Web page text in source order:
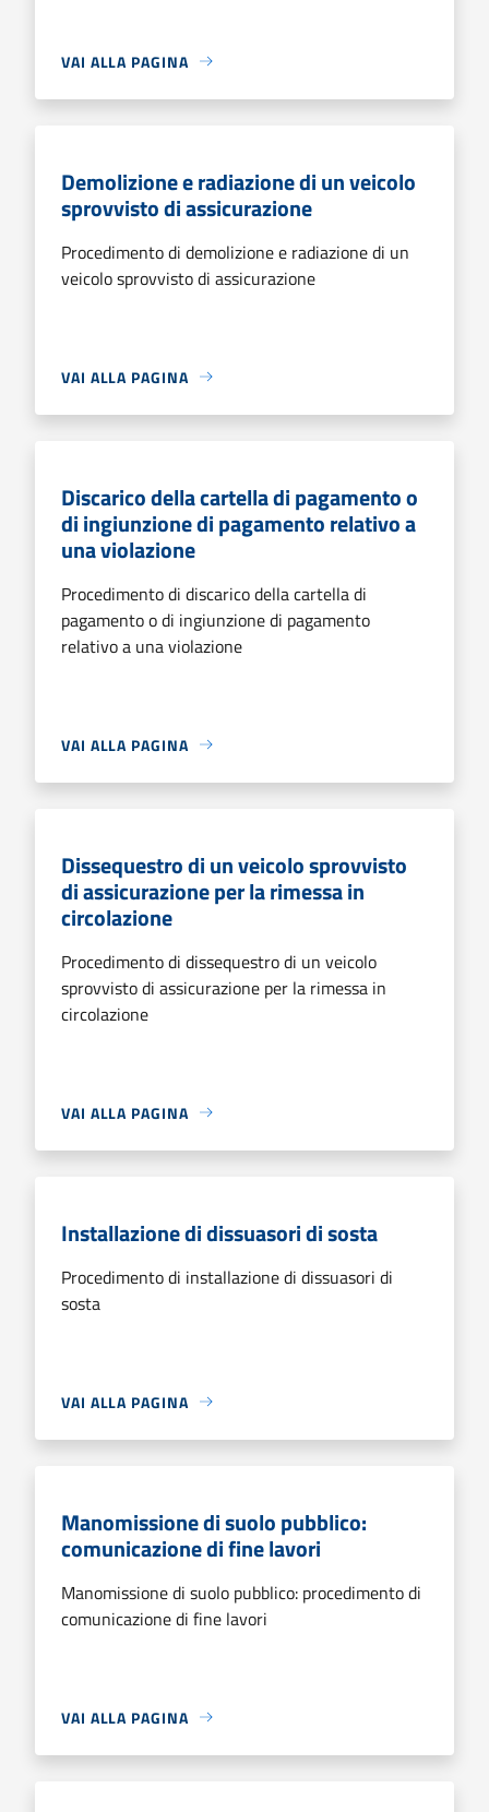
VAI ALLA PAGINA
Demolizione e radiazione di un veicolo
sprovvisto di assicurazione
Procedimento di demolizione e radiazione di un
veicolo sprovvisto di assicurazione
VAI ALLA PAGINA
Discarico della cartella di pagamento o
di ingiunzione di pagamento relativo a
una violazione
Procedimento di discarico della cartella di
pagamento o di ingiunzione di pagamento
relativo a una violazione
VAI ALLA PAGINA
Dissequestro di un veicolo sprovvisto
di assicurazione per la rimessa in
circolazione
Procedimento di dissequestro di un veicolo
sprovvisto di assicurazione per la rimessa in
circolazione
VAI ALLA PAGINA
Installazione di dissuasori di sosta
Procedimento di installazione di dissuasori di
sosta
VAI ALLA PAGINA
Manomissione di suolo pubblico:
comunicazione di fine lavori
Manomissione di suolo pubblico: procedimento di
comunicazione di fine lavori
VAI ALLA PAGINA